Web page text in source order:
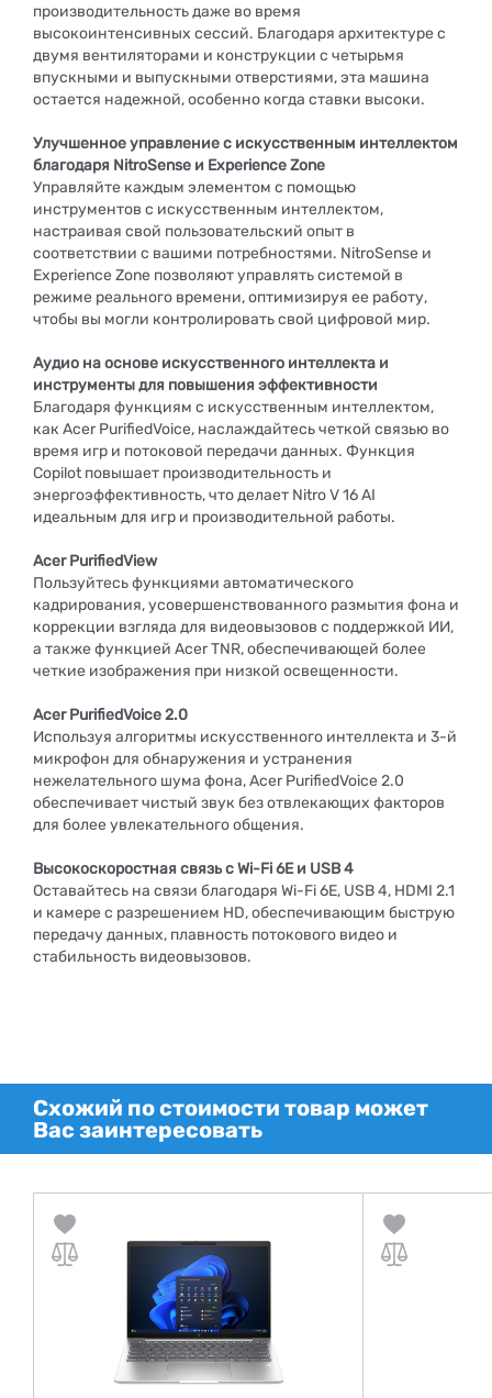
производительность даже во время
высокоинтенсивных сессий. Благодаря архитектуре с
двумя вентиляторами и конструкции с четырьмя
впускными и выпускными отверстиями, эта машина
остается надежной, особенно когда ставки высоки.
Улучшенное управление с искусственным интеллектом
благодаря NitroSense и Experience Zone
Управляйте каждым элементом с помощью
инструментов с искусственным интеллектом,
настраивая свой пользовательский опыт в
соответствии с вашими потребностями. NitroSense и
Experience Zone позволяют управлять системой в
режиме реального времени, оптимизируя ее работу,
чтобы вы могли контролировать свой цифровой мир.
Аудио на основе искусственного интеллекта и
инструменты для повышения эффективности
Благодаря функциям с искусственным интеллектом,
как Acer PurifiedVoice, наслаждайтесь четкой связью во
время игр и потоковой передачи данных. Функция
Copilot повышает производительность и
энергоэффективность, что делает Nitro V 16 AI
идеальным для игр и производительной работы.
Acer PurifiedView
Пользуйтесь функциями автоматического
кадрирования, усовершенствованного размытия фона и
коррекции взгляда для видеовызовов с поддержкой ИИ,
а также функцией Acer TNR, обеспечивающей более
четкие изображения при низкой освещенности.
Acer PurifiedVoice 2.0
Используя алгоритмы искусственного интеллекта и 3-й
микрофон для обнаружения и устранения
нежелательного шума фона, Acer PurifiedVoice 2.0
обеспечивает чистый звук без отвлекающих факторов
для более увлекательного общения.
Высокоскоростная связь с Wi-Fi 6E и USB 4
Оставайтесь на связи благодаря Wi-Fi 6E, USB 4, HDMI 2.1
и камере с разрешением HD, обеспечивающим быструю
передачу данных, плавность потокового видео и
стабильность видеовызовов.
Схожий по стоимости товар может
Вас заинтересовать